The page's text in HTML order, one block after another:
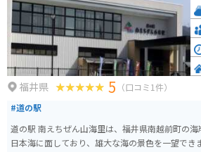
福井県 5 （口コミ1件）
#道の駅
道の駅 南えちぜん山海里は、福井県南越前町の海
日本海に面しており、雄大な海の景色を一望でき